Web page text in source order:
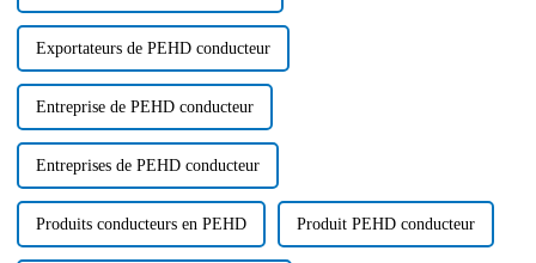
Exportateurs de PEHD conducteur
Entreprise de PEHD conducteur
Entreprises de PEHD conducteur
Produits conducteurs en PEHD Produit PEHD conducteur